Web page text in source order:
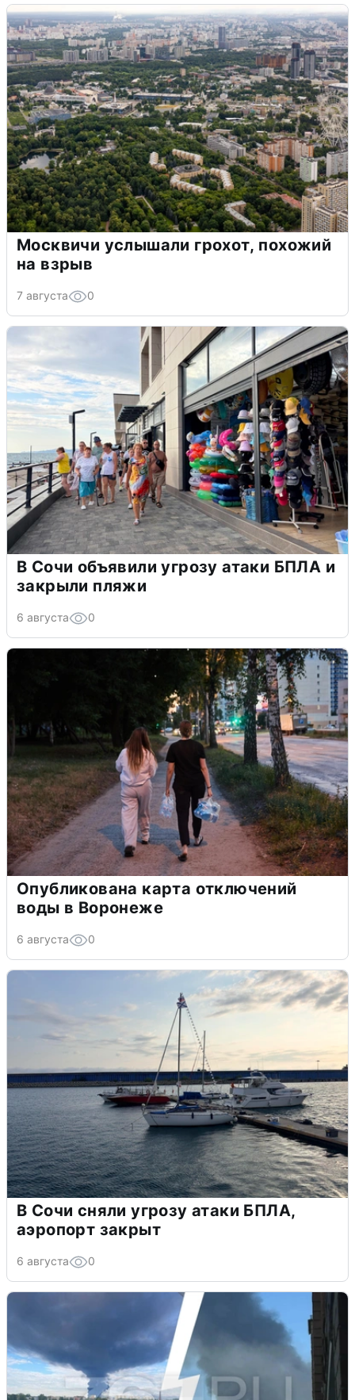
Москвичи услышали грохот, похожий
на взрыв
7 августа 0
В Сочи объявили угрозу атаки БПЛА и
закрыли пляжи
6 августа 0
Опубликована карта отключений
воды в Воронеже
6 августа 0
В Сочи сняли угрозу атаки БПЛА,
аэропорт закрыт
6 августа 0